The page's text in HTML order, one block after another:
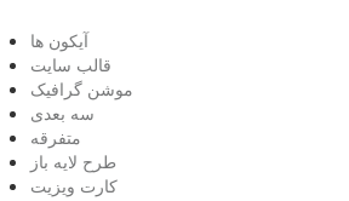
آیکون ها
قالب سایت
موشن گرافیک
سه بعدی
متفرقه
طرح لایه باز
کارت ویزیت